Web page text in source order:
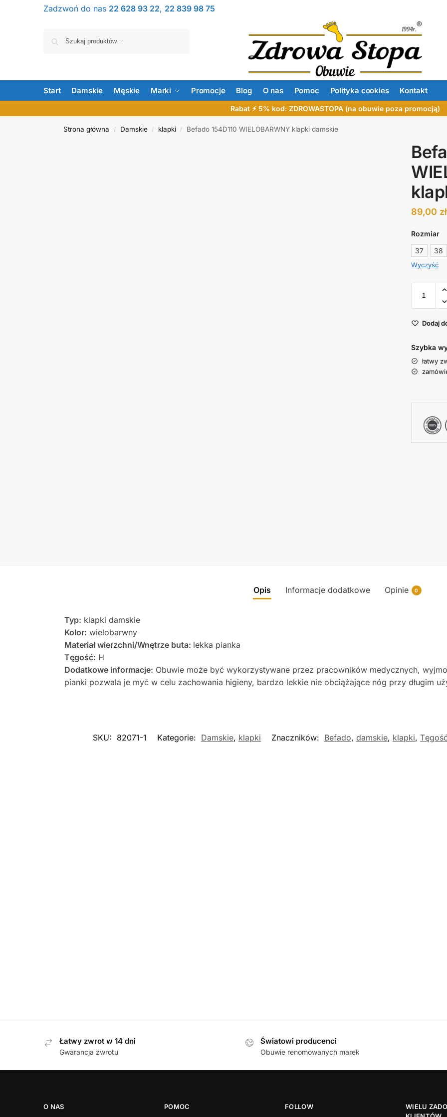
Zadzwoń do nas 22 628 93 22, 22 839 98 75
Start Damskie Męskie Marki Promocje Blog O nas Pomoc Polityka cookies Kontakt
Rabat ⚡ 5% kod: ZDROWASTOPA (na obuwie poza promocją)
Strona główna / Damskie / klapki / Befado 154D110 WIELOBARWNY klapki damskie
89,00 zł
Rozmiar
37
38
Wyczyść
Dodaj
Szybka
łatwy
Opis Informacje dodatkowe Opinie 0
Typ: klapki damskie
Kolor: wielobarwny
Materiał wierzchni/Wnętrze buta: lekka pianka
Tęgość: H
Dodatkowe informacje: Obuwie może być wykorzystywane przez pracowników medycznych,
pianki pozwala je myć w celu zachowania higieny, bardzo lekkie nie obciążające nóg przy długim
SKU: 82071-1 Kategorie: Damskie, klapki Znaczników: Befado, damskie, klapki,
Łatwy zwrot w 14 dni
Gwarancja zwrotu
Światowi producenci
Obuwie renomowanych marek
O NAS POMOC FOLLOW
WIELU